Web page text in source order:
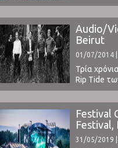
12.500Το
Audio/
Beirut
01/07/2014
Τρία
Rip Tide
αυτό το
Northside
φορά δύο
και το No
Festival
31/05/2019 |